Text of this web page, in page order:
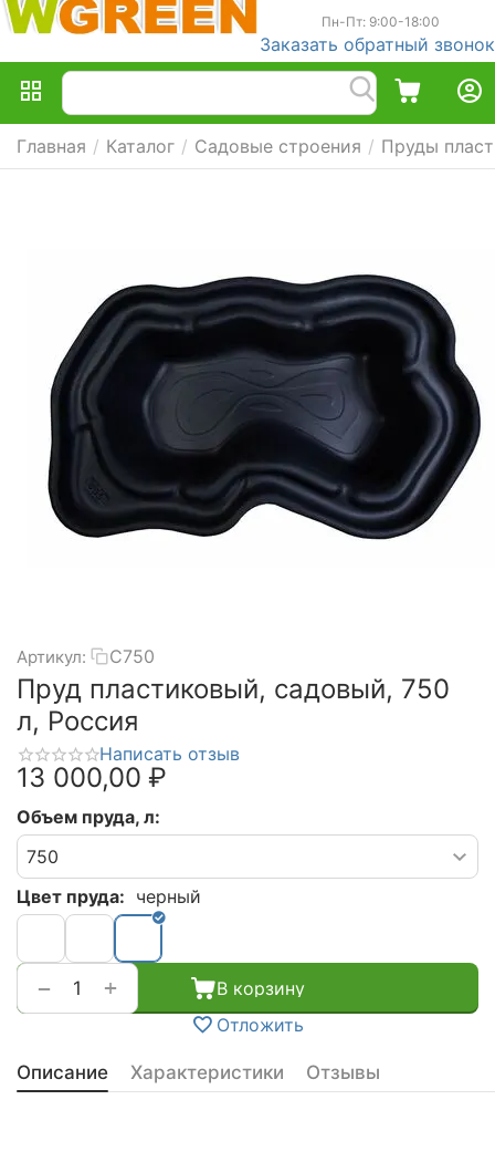
Пн-Пт: 9:00-18:00
Заказать обратный звонок
Главная / Каталог / Садовые строения / Пруды
Артикул: C750
Пруд пластиковый, садовый, 750
л, Россия
Написать отзыв
13 000,00 ₽
Объем пруда, л:
Цвет пруда: черный
+
−
В корзину
Отложить
Описание Характеристики Отзывы